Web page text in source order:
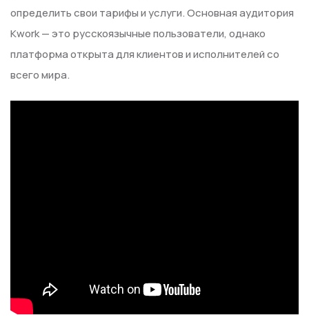
определить свои тарифы и услуги. Основная аудитория
Kwork — это русскоязычные пользователи, однако
платформа открыта для клиентов и исполнителей со
всего мира.